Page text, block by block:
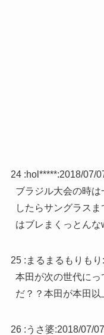
24 :hol*****:2018/07/
ブラジル大会の時
したらサングラス
はブレまくっとんな
25 : まるまるもりもり :
本田が次の世代に
だ？？本田が本田以
26 : うさ婆:2018/07/